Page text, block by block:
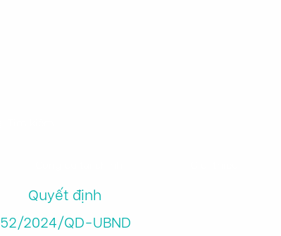
Quyết định
52/2024/QD-UBND